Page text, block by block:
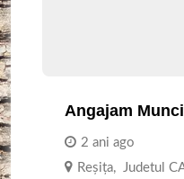
Angajam
2 ani ago
Reşiţa, Judetul